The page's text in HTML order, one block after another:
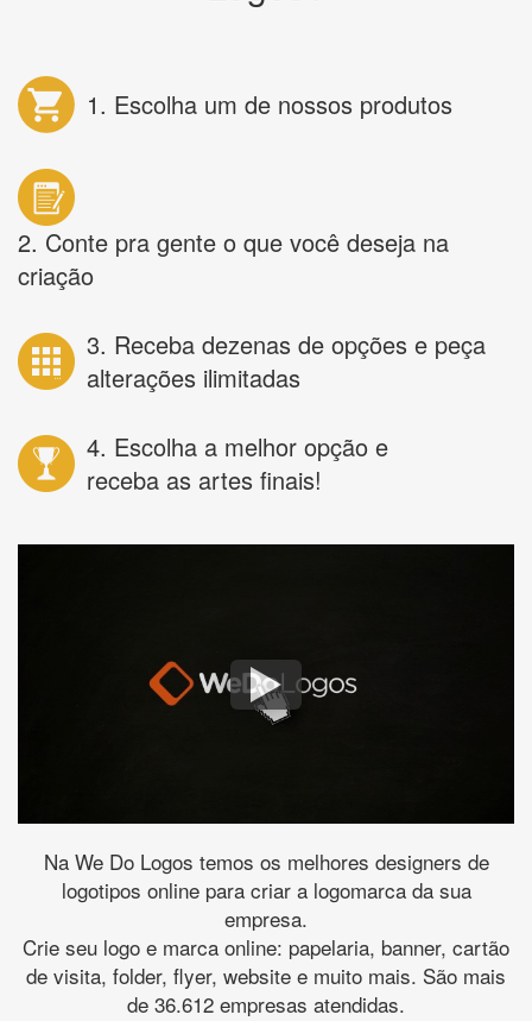
1. Escolha um de nossos produtos
2. Conte pra gente o que você deseja na
criação
3. Receba dezenas de opções e peça
alterações ilimitadas
4. Escolha a melhor opção e
receba as artes finais!
Na We Do Logos temos os melhores designers de
logotipos online para criar a logomarca da sua
empresa.
Crie seu logo e marca online: papelaria, banner, cartão
de visita, folder, flyer, website e muito mais. São mais
de 36.612 empresas atendidas.